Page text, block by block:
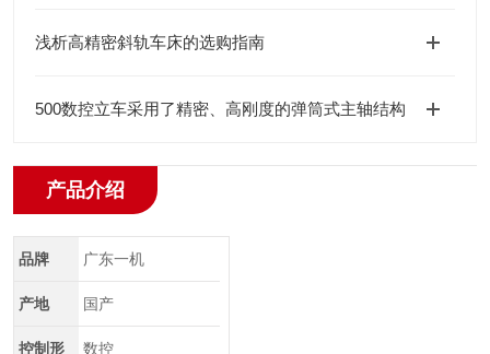
浅析高精密斜轨车床的选购指南
500数控立车采用了精密、高刚度的弹筒式主轴结构
产品介绍
品牌 广东一机
产地 国产
控制形 数控